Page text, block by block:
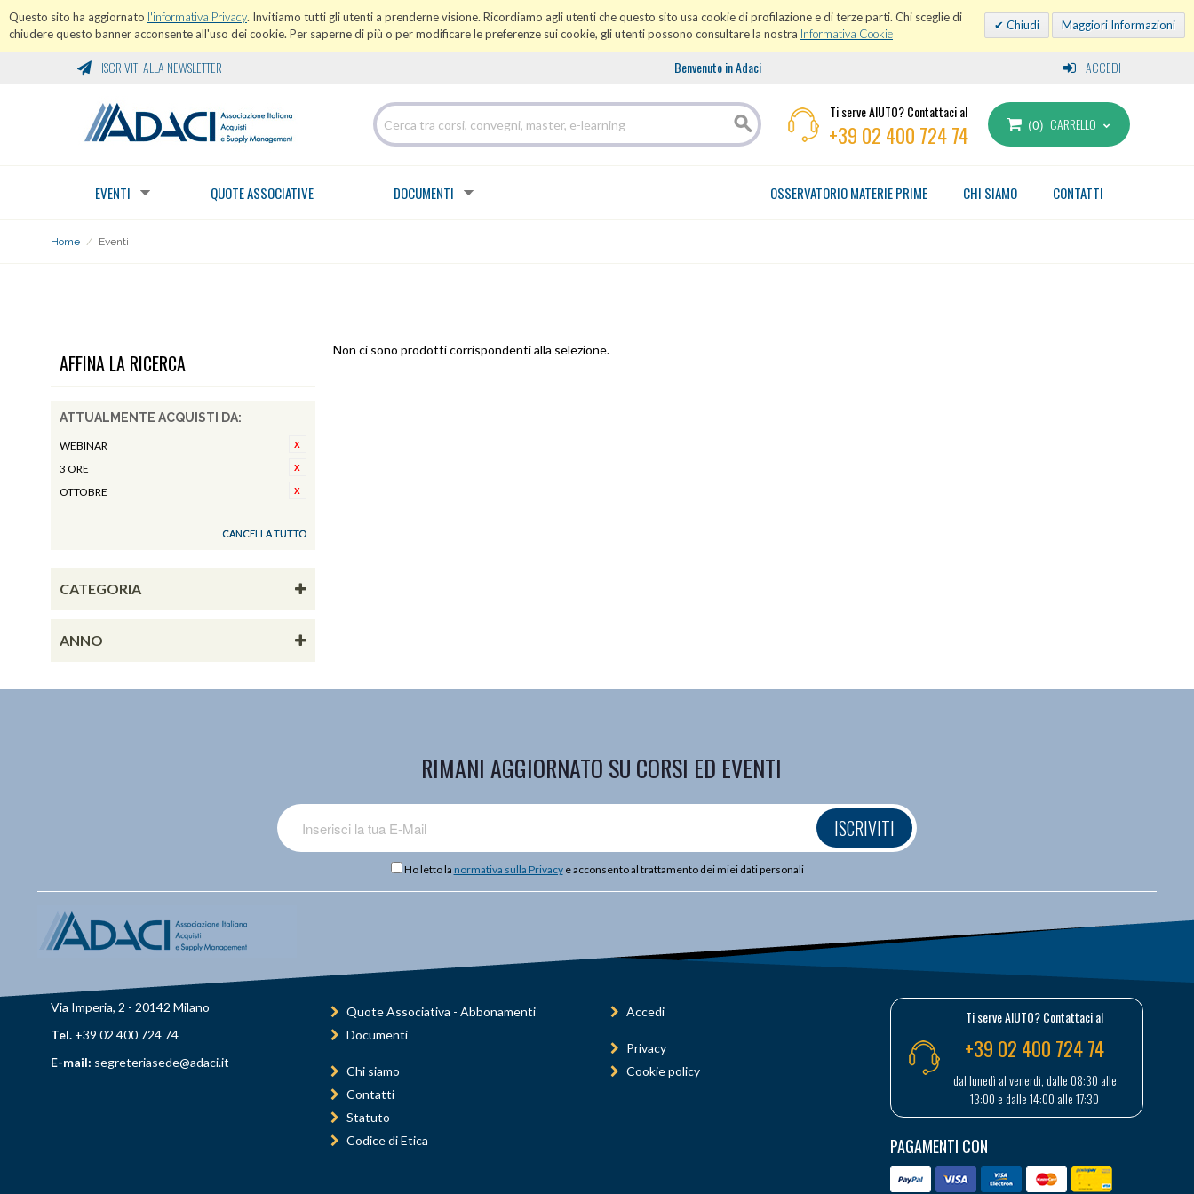
Questo sito ha aggiornato l'informativa Privacy. Invitiamo tutti gli utenti a prenderne visione. Ricordiamo agli utenti che questo sito usa cookie di profilazione e di terze parti. Chi sceglie di
chiudere questo banner acconsente all'uso dei cookie. Per saperne di più o per modificare le preferenze sui cookie, gli utenti possono consultare la nostra Informativa Cookie
Chiudi Maggiori Informazioni
ISCRIVITI ALLA NEWSLETTER Benvenuto in Adaci ACCEDI
Ti serve AIUTO? Contattaci al
+39 02 400 724 74 0 CARRELLO
EVENTI QUOTE ASSOCIATIVE DOCUMENTI CONTATTI
CHI SIAMO
OSSERVATORIO MATERIE PRIME
Home / Eventi
AFFINA LA RICERCA
ATTUALMENTE ACQUISTI DA:
WEBINAR
3 ORE
OTTOBRE
CANCELLA TUTTO
CATEGORIA
ANNO
Non ci sono prodotti corrispondenti alla selezione.
RIMANI AGGIORNATO SU CORSI ED EVENTI
ISCRIVITI
Ho letto la normativa sulla Privacye acconsento al trattamento dei miei dati personali
Via Imperia, 2 - 20142 Milano
Tel. +39 02 400 724 74
E-mail: segreteriasede@adaci.it
Quote Associativa - Abbonamenti
Documenti
Chi siamo
Contatti
Statuto
Codice di Etica
Accedi
Privacy
Cookie policy
Ti serve AIUTO? Contattaci al
+39 02 400 724 74
dal lunedì al venerdì, dalle 08:30 alle
13:00 e dalle 14:00 alle 17:30
PAGAMENTI CON